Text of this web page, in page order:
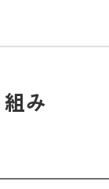
み